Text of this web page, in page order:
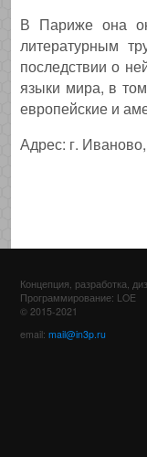
В Париже она
литературным
последствии о
языки мира, в
европейские и
Адрес: г.
Концепция, разработка,
Программирование: LOE
© 2015-2021
email: mail@in3p.ru